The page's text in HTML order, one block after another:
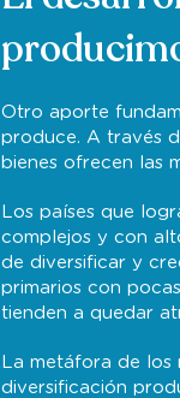
Otro aporte
produce. A través
bienes ofrecen las
Los países que
complejos y con
de diversificar y
primarios con
tienden a quedar
La metáfora de los
diversificación